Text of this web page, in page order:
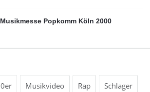
Popkomm Köln 2000
Musikvideo Rap Schlager